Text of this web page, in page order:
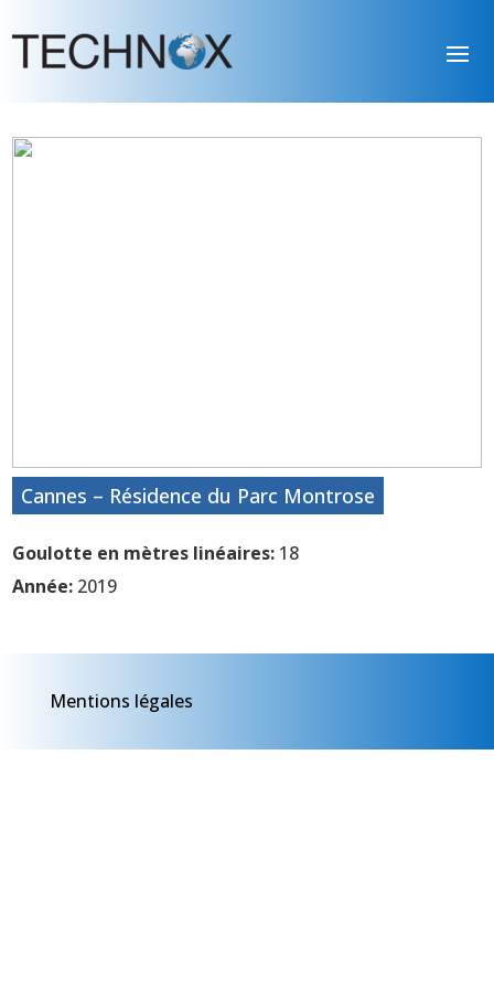
Cannes – Résidence du Parc Montrose
Goulotte en mètres linéaires: 18
Année: 2019
Mentions légales